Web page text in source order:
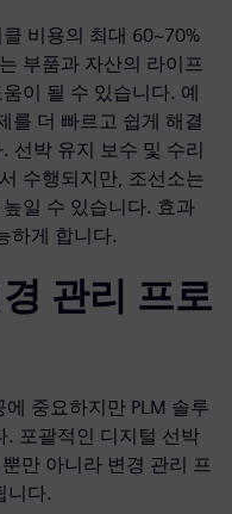
비용의 최대 60~70%
부품과 자산의 라이프
이 될 수 있습니다. 예
를 더 빠르고 쉽게 해결
선박 유지 보수 및 수리
수행되지만, 조선소는
일 수 있습니다. 효과
하게 합니다.
관리 프로
중요하지만 PLM 솔루
. 포괄적인 디지털 선박
만 아니라 변경 관리 프
니다.